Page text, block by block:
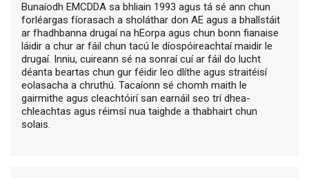
Bunaíodh EMCDDA sa bhliain 1993 agus tá sé ann chun
forléargas fíorasach a sholáthar don AE agus a bhallstáit
ar fhadhbanna drugaí na hEorpa agus chun bonn fianaise
láidir a chur ar fáil chun tacú le díospóireachtaí maidir le
drugaí. Inniu, cuireann sé na sonraí cuí ar fáil do lucht
déanta beartas chun gur féidir leo dlíthe agus straitéisí
eolasacha a chruthú. Tacaíonn sé chomh maith le
gairmithe agus cleachtóirí san earnáil seo trí dhea-
chleachtas agus réimsí nua taighde a thabhairt chun
solais.